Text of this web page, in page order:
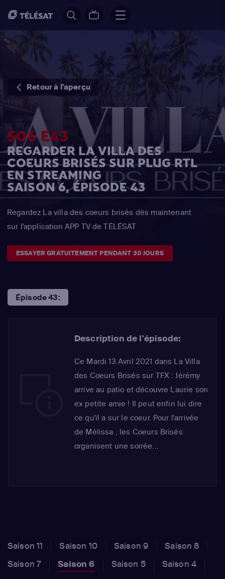
Retour à l'aperçu
S06 E43
REGARDER LA VILLA DES
COEURS BRISÉS SUR PLUG RTL
EN STREAMING
SAISON 6, ÉPISODE 43
Regardez La villa des coeurs brisés dès maintenant
sur l'application APP TV de TÉLÉSAT
ESSAYER GRATUITEMENT PENDANT 30 JOURS
Épisode 43:
Description de l'épisode:
Ce Mardi 13 Avril 2021 dans La Villa
des Coeurs Brisés sur TFX : Jérémy
arrive au patio et découvre Laurie son
ex petite amie ! Il peut enfin lui dire
ce qu'il a sur le coeur. Pour l'arrivée
de Mélissa , les Coeurs Brisés
organisent une soirée...
Saison 11 Saison 10 Saison 9
Saison 8
Saison 7
Saison 6 Saison 5
Saison 4